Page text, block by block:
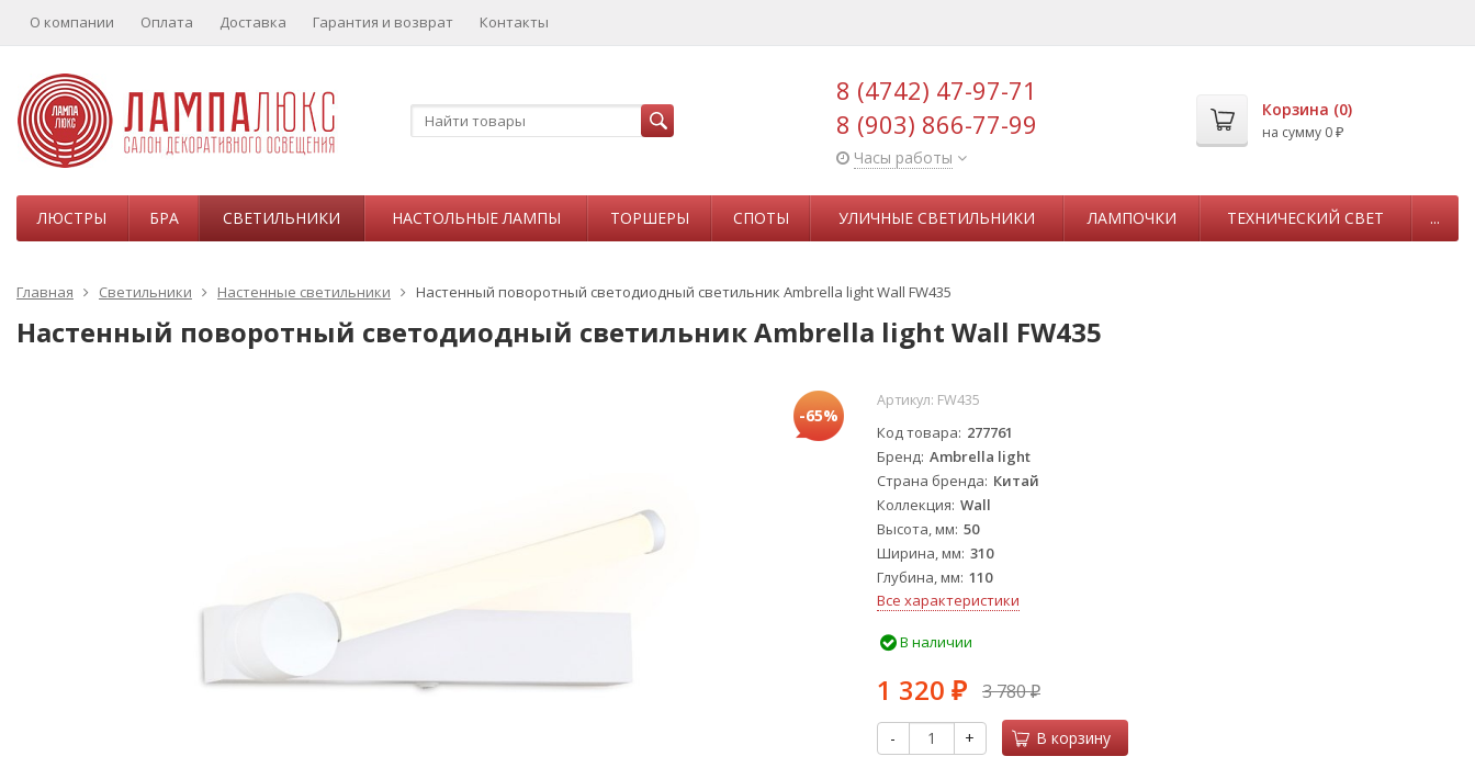
О компании Оплата Доставка Гарантия и возврат Контакты
8 (4742) 47-97-71
8 (903) 866-77-99
Часы работы
Корзина (0)
на сумму 0 ₽
ЛЮСТРЫ БРА СВЕТИЛЬНИКИ НАСТОЛЬНЫЕ ЛАМПЫ ТОРШЕРЫ СПОТЫ УЛИЧНЫЕ СВЕТИЛЬНИКИ ЛАМПОЧКИ ТЕХНИЧЕСКИЙ СВЕТ ...
Главная Светильники Настенные светильники Настенный поворотный светодиодный светильник Ambrella light Wall FW435
Настенный поворотный светодиодный светильник Ambrella light Wall FW435
-65%
Артикул: FW435
Код товара 277761
Бренд Ambrella light
Страна бренда Китай
Коллекция Wall
Высота, мм 50
Ширина, мм 310
Глубина, мм 110
Все характеристики
В наличии
1 320 ₽ 3 780₽
- + В корзину